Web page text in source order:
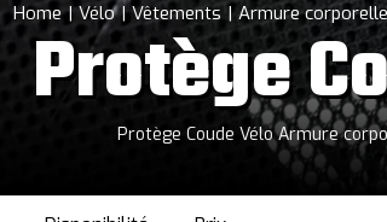
Home Vélo Vêtements Armure corporelle
Protège
Protège Coude Vélo Armure